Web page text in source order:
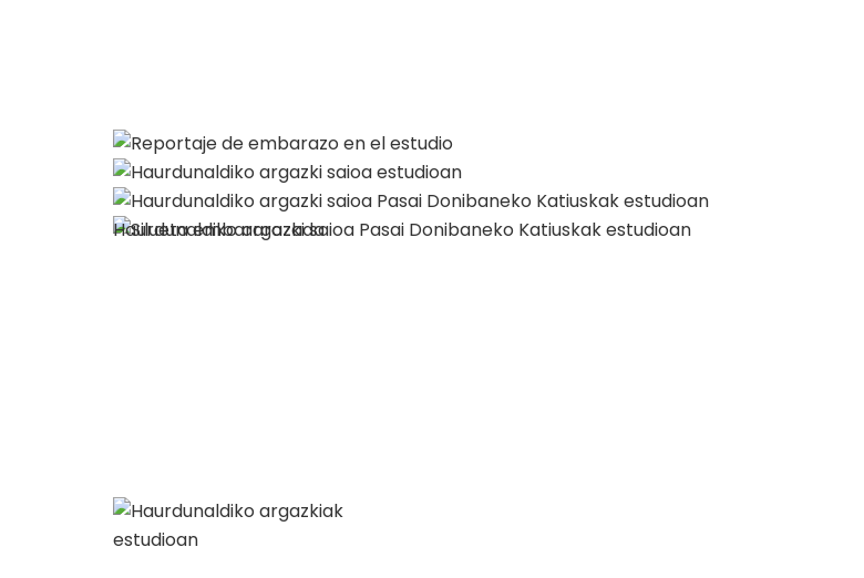
Haurdunaldiko argazki saioa Pasai Donibaneko Katiuskak estudioan